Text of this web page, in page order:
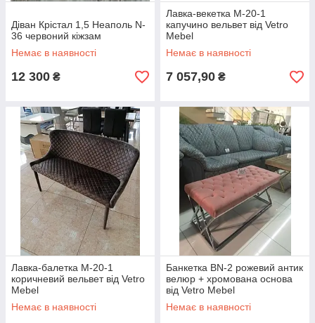
Діван Крістал 1,5 Неаполь N-
36 червоний кіжзам
Немає в наявності
12 300 ₴
Лавка-векетка М-20-1
капучино вельвет від Vetro
Mebel
Немає в наявності
7 057,90 ₴
Лавка-балетка М-20-1
коричневий вельвет від Vetro
Mebel
Немає в наявності
Банкетка BN-2 рожевий антик
велюр + хромована основа
від Vetro Mebel
Немає в наявності